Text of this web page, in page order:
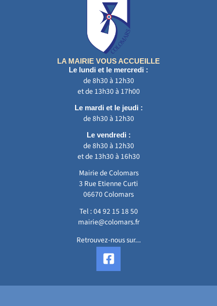
LA MAIRIE VOUS ACCUEILLE
Le lundi et le mercredi :
de 8h30 à 12h30
et de 13h30 à 17h00
Le mardi et le jeudi :
de 8h30 à 12h30
Le vendredi :
de 8h30 à 12h30
et de 13h30 à 16h30
Mairie de Colomars
3 Rue Etienne Curti
06670 Colomars
Tel :04 92 15 18 50
mairie@colomars.fr
Retrouvez-nous sur...
F
a
c
e